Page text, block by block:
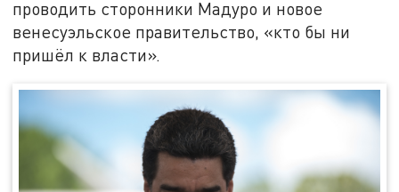
проводить сторонники Мадуро и новое
венесуэльское правительство, «кто бы ни
пришёл к власти».